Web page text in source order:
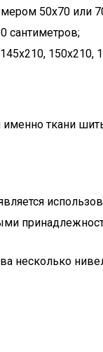
50х70 или
сантиметров;
150х210,
именно ткани
несколько